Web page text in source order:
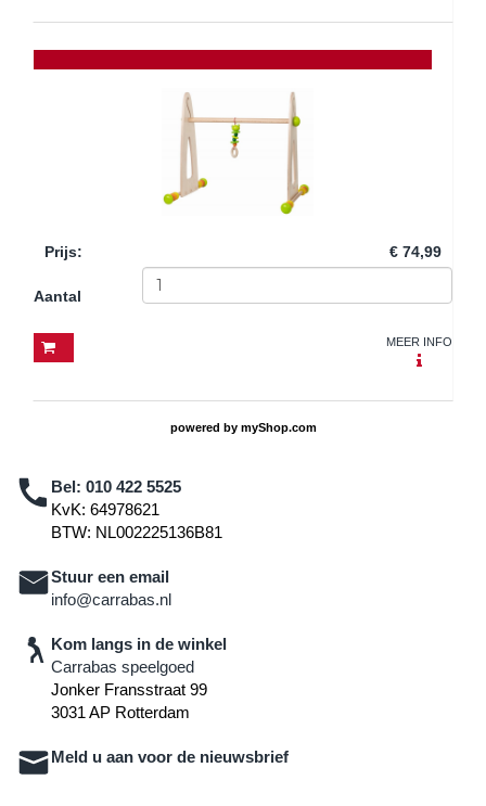
Prijs: € 74,99
Aantal
MEER INFO
powered by myShop.com
Bel: 010 422 5525
KvK: 64978621
BTW: NL002225136B81
Stuur een email
info@carrabas.nl
Kom langs in de winkel
Carrabas speelgoed
Jonker Fransstraat 99
3031 AP Rotterdam
Meld u aan voor de nieuwsbrief